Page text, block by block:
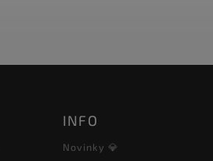
INFO
Novinky 💎